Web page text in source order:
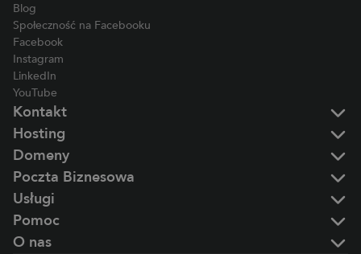
Kontakt
Hosting
Poczta Biznesowa
Pomoc
Domeny
Usługi
O nas
Blog
Społeczność na Facebooku
Facebook
Instagram
LinkedIn
YouTube